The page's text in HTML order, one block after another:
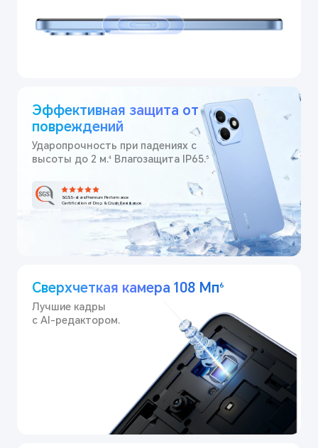
Эффективная защита от
повреждений
Ударопрочность при падениях с
высоты до 2 м.4 Влагозащита IP65.5
SGS 5-stars Premium Performance
Certification of Drop & Crush Resistance
Сверхчеткая камера 108 Мп6
Лучшие кадры
с AI-редактором.